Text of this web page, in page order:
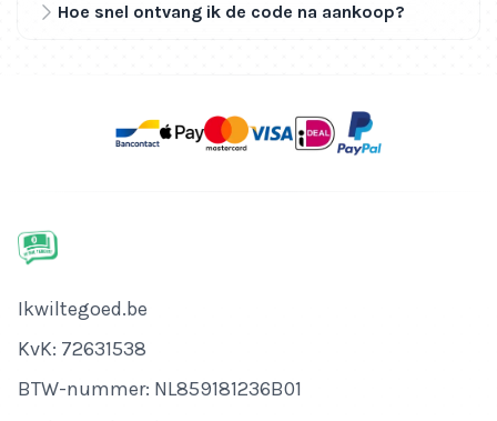
Hoe snel ontvang ik de code na aankoop?
Bedrijfsnaam
Ikwiltegoed.be
KvK-nummer
KvK: 72631538
Btw-nummer
BTW-nummer: NL859181236B01